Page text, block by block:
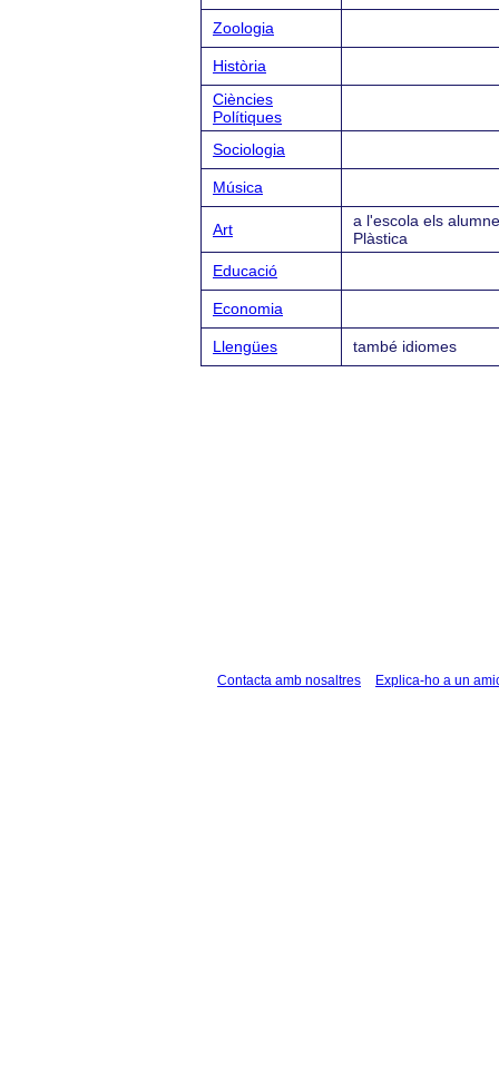
Zoologia
Història
Ciències
Polítiques
Sociologia
Música
Art
a l'escola els
Plàstica
Educació
Economia
Llengües també idiomes
Contacta amb nosaltres Explica-ho a un